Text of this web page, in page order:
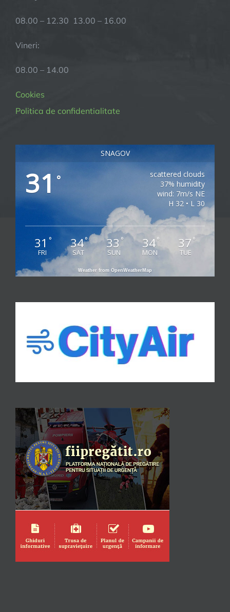
08.00 – 12.30 13.00 – 16.00
Vineri:
08.00 – 14.00
Cookies
Politica de confidentialitate
SNAGOV
31 °
scattered clouds
37% humidity
wind: 7m/s NE
H 32 • L 30
31 °
FRI
34°
SAT
33°
SUN
34°
MON
37 °
TUE
Weather from OpenWeatherMap